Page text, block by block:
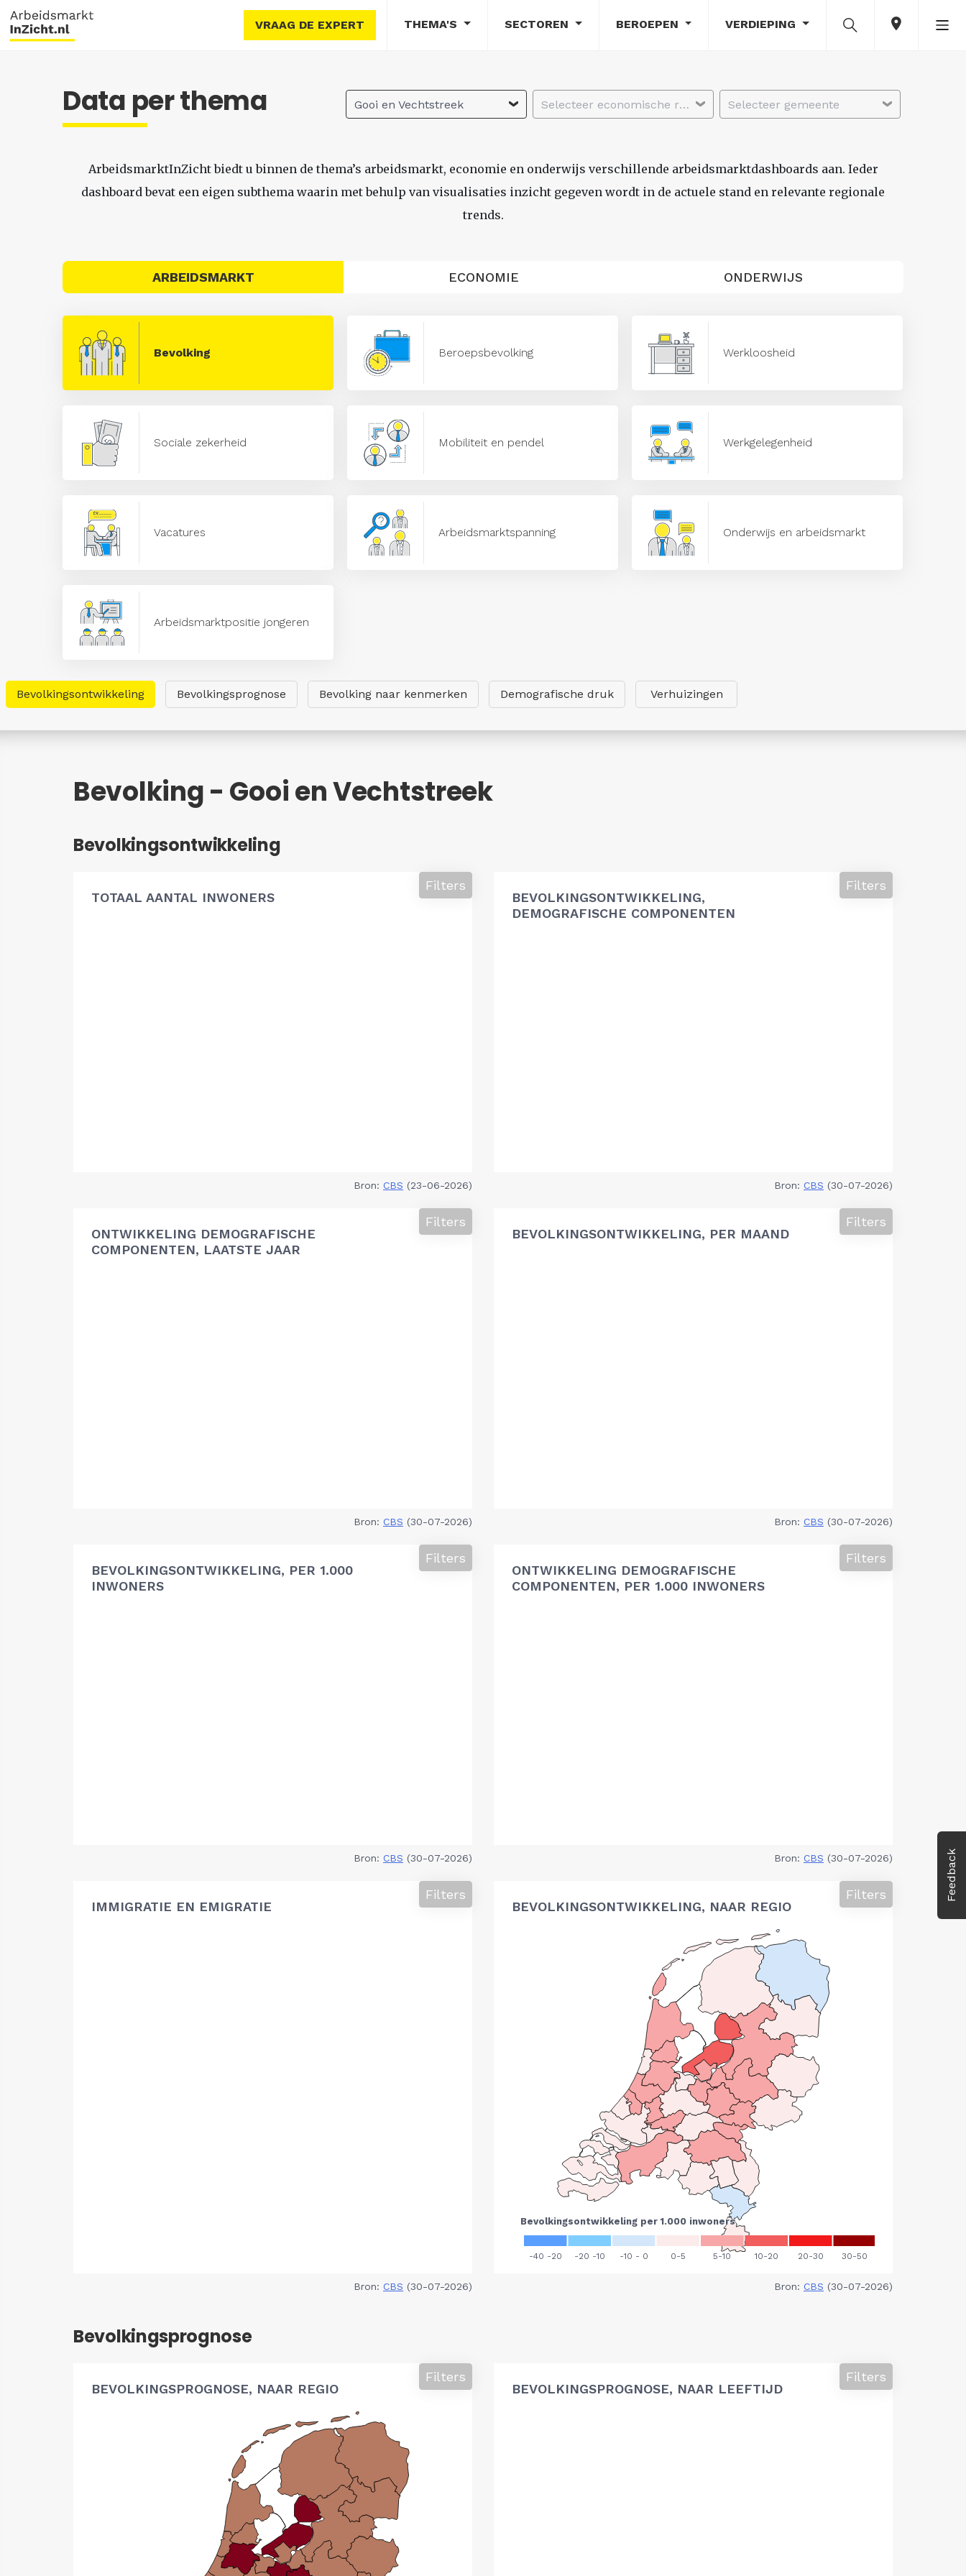
VRAAG DE EXPERT THEMA'S SECTOREN BEROEPEN VERDIEPING
Feedback
Data per thema Gooi en Vechtstreek Selecteer economische regio Selecteer gemeente
ArbeidsmarktInZicht biedt u binnen de thema’s arbeidsmarkt, economie en onderwijs verschillende arbeidsmarktdashboards aan. Ieder
dashboard bevat een eigen subthema waarin met behulp van visualisaties inzicht gegeven wordt in de actuele stand en relevante regionale
trends.
ARBEIDSMARKT ECONOMIE ONDERWIJS
Bevolking Beroepsbevolking Werkloosheid
Sociale zekerheid Mobiliteit en pendel Werkgelegenheid
Vacatures Arbeidsmarktspanning Onderwijs en arbeidsmarkt
Arbeidsmarktpositie jongeren
Bevolkingsontwikkeling Bevolkingsprognose Bevolking naar kenmerken Demografische druk Verhuizingen
Bevolking - Gooi en Vechtstreek
Bevolkingsontwikkeling
TOTAAL AANTAL INWONERS
Filters
Bron: CBS (23-06-2026)
BEVOLKINGSONTWIKKELING,
DEMOGRAFISCHE COMPONENTEN
Filters
Bron: CBS (30-07-2026)
ONTWIKKELING DEMOGRAFISCHE
COMPONENTEN, LAATSTE JAAR
Filters
Bron: CBS (30-07-2026)
BEVOLKINGSONTWIKKELING, PER MAAND
Filters
Bron: CBS (30-07-2026)
BEVOLKINGSONTWIKKELING, PER 1.000
INWONERS
Filters
Bron: CBS (30-07-2026)
ONTWIKKELING DEMOGRAFISCHE
COMPONENTEN, PER 1.000 INWONERS
Filters
Bron: CBS (30-07-2026)
IMMIGRATIE EN EMIGRATIE
Filters
Bron: CBS (30-07-2026)
BEVOLKINGSONTWIKKELING, NAAR REGIO
Filters
Bron: CBS (30-07-2026)
Bevolkingsprognose
BEVOLKINGSPROGNOSE, NAAR REGIO
Filters
BEVOLKINGSPROGNOSE, NAAR LEEFTIJD
Filters